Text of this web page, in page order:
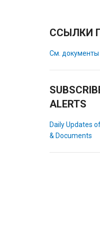
ССЫЛКИ
См. документы
ALERTS
Daily Updates
& Documents